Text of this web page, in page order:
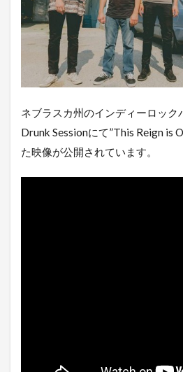
ネブラスカ州のインディーロッ
Drunk Sessionにて”This Reign is
た映像が公開されています。